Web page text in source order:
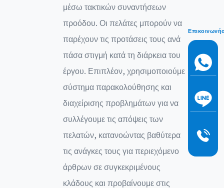
μέσω τακτικών συναντήσεων
προόδου. Οι πελάτες μπορούν να
παρέχουν τις προτάσεις τους ανά
πάσα στιγμή κατά τη διάρκεια του
έργου. Επιπλέον, χρησιμοποιούμε
σύστημα παρακολούθησης και
διαχείρισης προβλημάτων για να
συλλέγουμε τις απόψεις των
πελατών, κατανοώντας βαθύτερα
τις ανάγκες τους για περιεχόμενο
άρθρων σε συγκεκριμένους
κλάδους και προβαίνουμε στις